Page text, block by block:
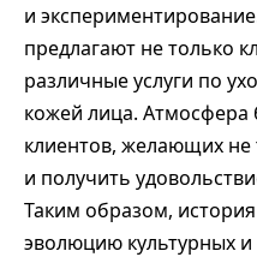
и
предлагают не только
различные услуги по
кожей лица.
клиентов, желающих не
и получить
Таким образом,
эволюцию культурных